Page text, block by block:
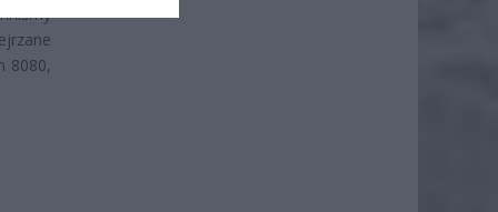
8080,